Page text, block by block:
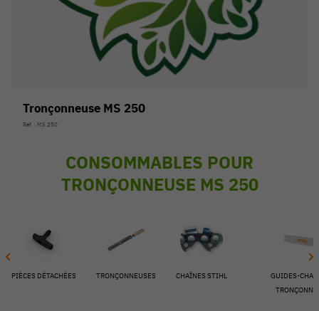
Tronçonneuse MS 250
Réf. : MS 250
CONSOMMABLES POUR
TRONÇONNEUSE MS 250
PIÈCES DÉTACHÉES TRONÇONNEUSES CHAÎNES STIHL
GUIDES-